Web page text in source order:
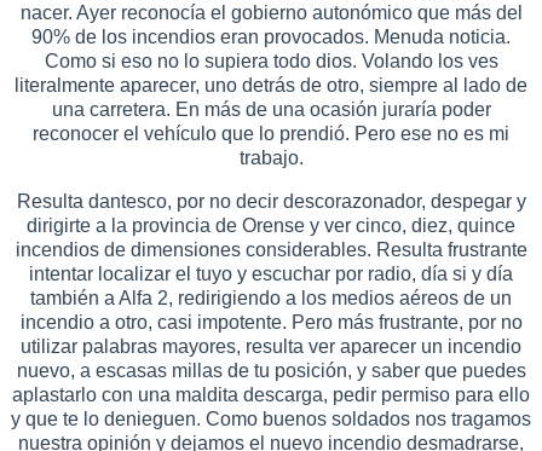
nacer. Ayer reconocía el gobierno autonómico que más del
90% de los incendios eran provocados. Menuda noticia.
Como si eso no lo supiera todo dios. Volando los ves
literalmente aparecer, uno detrás de otro, siempre al lado de
una carretera. En más de una ocasión juraría poder
reconocer el vehículo que lo prendió. Pero ese no es mi
trabajo.
Resulta dantesco, por no decir descorazonador, despegar y
dirigirte a la provincia de Orense y ver cinco, diez, quince
incendios de dimensiones considerables. Resulta frustrante
intentar localizar el tuyo y escuchar por radio, día si y día
también a Alfa 2, redirigiendo a los medios aéreos de un
incendio a otro, casi impotente. Pero más frustrante, por no
utilizar palabras mayores, resulta ver aparecer un incendio
nuevo, a escasas millas de tu posición, y saber que puedes
aplastarlo con una maldita descarga, pedir permiso para ello
y que te lo denieguen. Como buenos soldados nos tragamos
nuestra opinión y dejamos el nuevo incendio desmadrarse,